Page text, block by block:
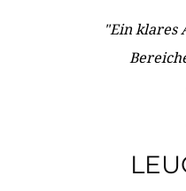
"Ein klares